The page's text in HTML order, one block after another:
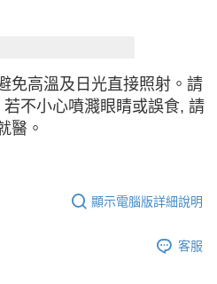
免高溫及日光直接照射。請
不小心噴濺眼睛或誤食, 請
醫。
顯示電腦版詳細說明
客服